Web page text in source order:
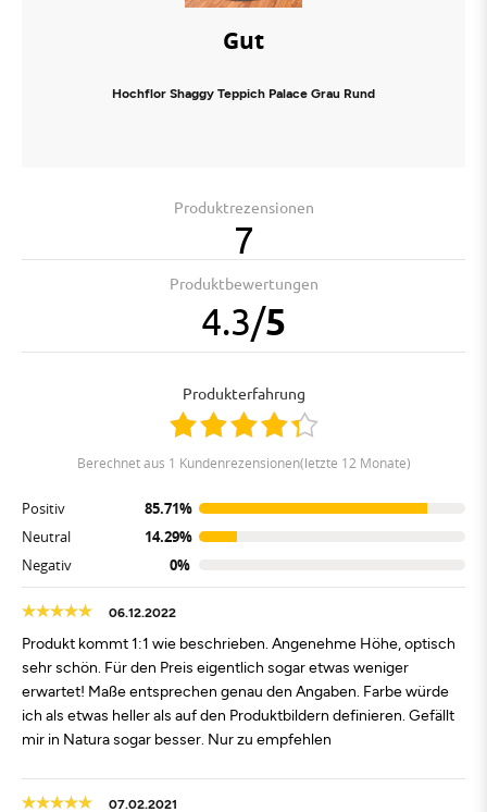
Gut
Hochflor Shaggy Teppich Palace Grau Rund
Produktrezensionen
7
Produktbewertungen
4.3/5
Produkterfahrung
berechnet aus 1 Kundenrezensionen(letzte 12 Monate)
Positiv
85.71%
Neutral
14.29%
Negativ
0%
06.12.2022
Produkt kommt 1:1 wie beschrieben. Angenehme Höhe, optisch
sehr schön. Für den Preis eigentlich sogar etwas weniger
erwartet! Maße entsprechen genau den Angaben. Farbe würde
ich als etwas heller als auf den Produktbildern definieren. Gefällt
mir in Natura sogar besser. Nur zu empfehlen
07.02.2021